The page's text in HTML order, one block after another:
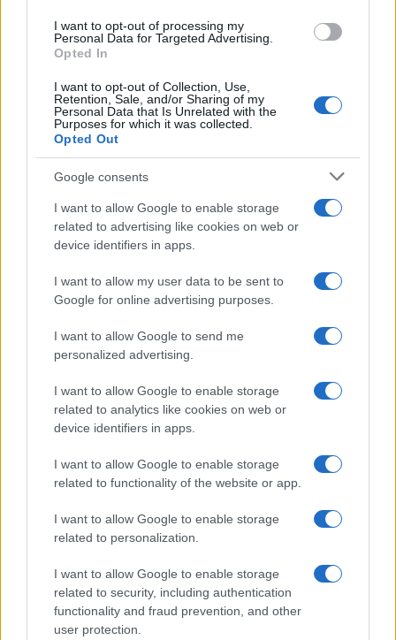
I want to opt-out of processing my
Personal Data for Targeted Advertising.
Opted In
I want to opt-out of Collection, Use,
Retention, Sale, and/or Sharing of my
Personal Data that Is Unrelated with the
Purposes for which it was collected.
Opted Out
Google consents
I want to allow Google to enable storage
related to advertising like cookies on web or
device identifiers in apps.
I want to allow my user data to be sent to
Google for online advertising purposes.
I want to allow Google to send me
personalized advertising.
I want to allow Google to enable storage
related to analytics like cookies on web or
device identifiers in apps.
I want to allow Google to enable storage
related to functionality of the website or app.
I want to allow Google to enable storage
related to personalization.
I want to allow Google to enable storage
related to security, including authentication
functionality and fraud prevention, and other
user protection.
Alarmanten migrantski val v Ceuti sprožil
pozive k nujnemu ukrepanju, odzval se je tudi
Janez Janša
Svoboda, SD in
predlagajo
razrešitev
Stevanovića s
čela DZ
pred 10 dnevi
kandidati, ki se
podajajo v lov
na županske
volitvah
7. julij 2026
Prva dejanja
vladne palače
umaknili
zastavo
4. junij 2026
prevzel posle od
predhodnika
4. junij 2026
Pred poslanci
potrjevanje
Golob: Janša je
Več novic →
GLASBA
Slovenj Gradec